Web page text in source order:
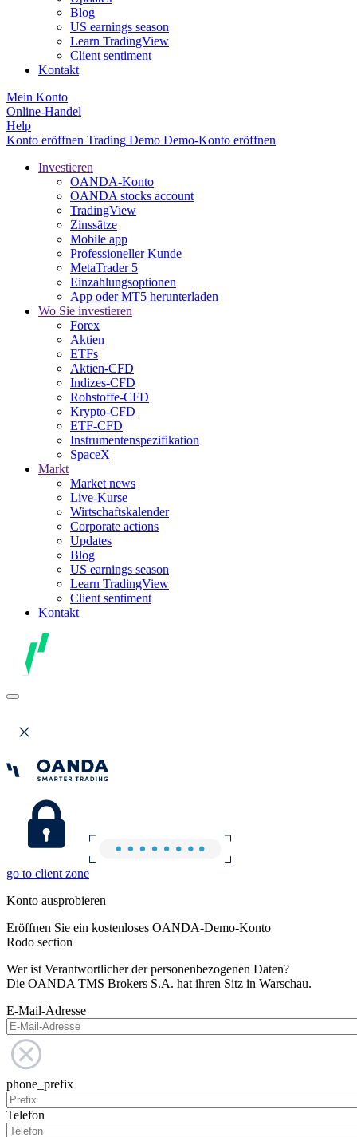
Blog
US earnings season
Learn TradingView
Client sentiment
Kontakt
Mein Konto
Online-Handel
Help
Konto eröffnen Trading Demo Demo-Konto eröffnen
Investieren
OANDA-Konto
OANDA stocks account
TradingView
Zinssätze
Mobile app
Professioneller Kunde
MetaTrader 5
Einzahlungsoptionen
App oder MT5 herunterladen
Wo Sie investieren
Forex
Aktien
ETFs
Aktien-CFD
Indizes-CFD
Rohstoffe-CFD
Krypto-CFD
ETF-CFD
Instrumentenspezifikation
SpaceX
Markt
Market news
Live-Kurse
Wirtschaftskalender
Corporate actions
Updates
Blog
US earnings season
Learn TradingView
Client sentiment
Kontakt
go to client zone
Konto ausprobieren
Eröffnen Sie ein kostenloses OANDA-Demo-Konto
Rodo section
Wer ist Verantwortlicher der personenbezogenen Daten?
Die OANDA TMS Brokers S.A. hat ihren Sitz in Warschau.
E-Mail-Adresse
phone_prefix
Telefon